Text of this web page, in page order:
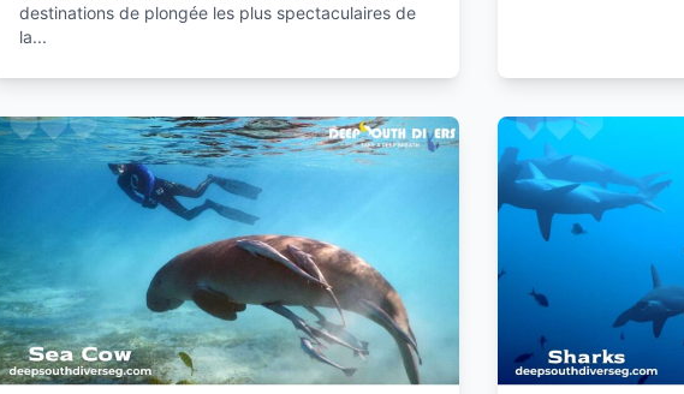
destinations de plongée les plus spectaculaires de
la...